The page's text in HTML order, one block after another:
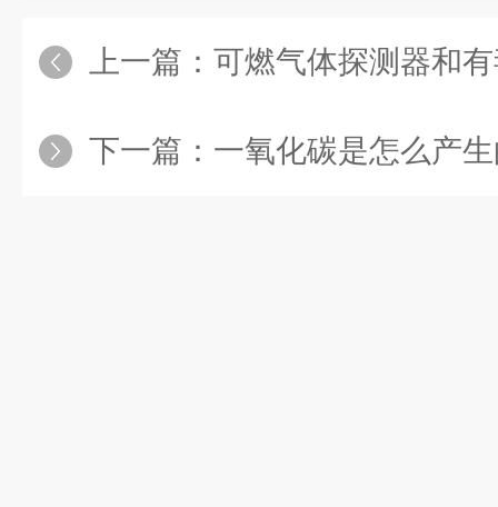
上一篇： 可燃气体探测器和有
下一篇： 一氧化碳是怎么产